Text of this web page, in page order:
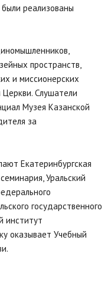
реализованы
пространств,
и миссионерских
Слушатели
Музея Казанской
за
Екатеринбургская
Уральский
государственного
институт
оказывает Учебный